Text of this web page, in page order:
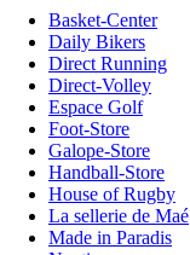
Basket-Center
Daily Bikers
Direct Running
Direct-Volley
Espace Golf
Foot-Store
Galope-Store
Handball-Store
House of Rugby
La sellerie de Maé
Made in Paradis